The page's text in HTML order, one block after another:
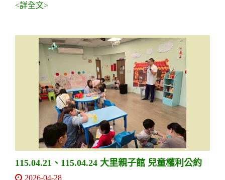
<詳全文>
115.04.21、115.04.24 大里親子館 兒童權利公約
2026-04-28